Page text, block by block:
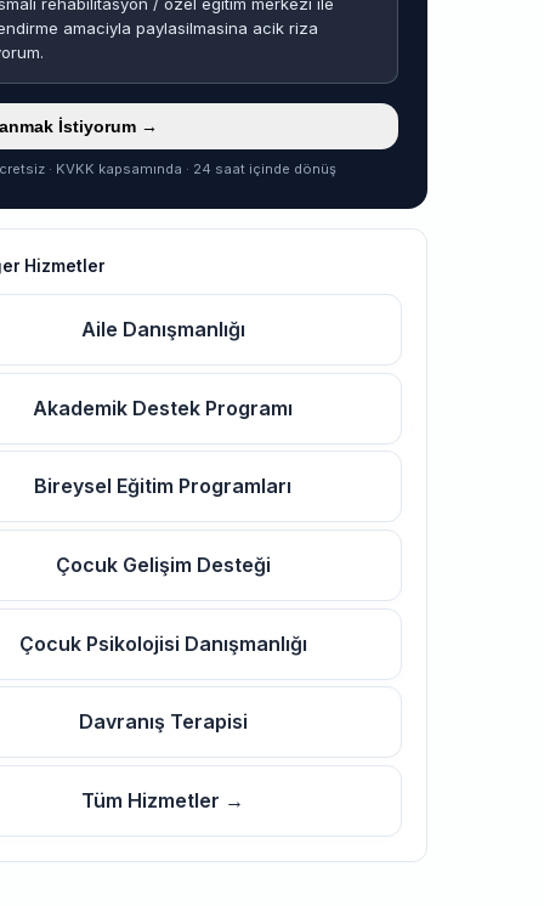
rehabilitasyon / ozel egitim merkezi ile
amaciyla paylasilmasina acik riza
İstiyorum →
· KVKK kapsamında · 24 saat içinde dönüş
Hizmetler
Aile Danışmanlığı
Akademik Destek Programı
Bireysel Eğitim Programları
Çocuk Gelişim Desteği
Çocuk Psikolojisi Danışmanlığı
Davranış Terapisi
Tüm Hizmetler →